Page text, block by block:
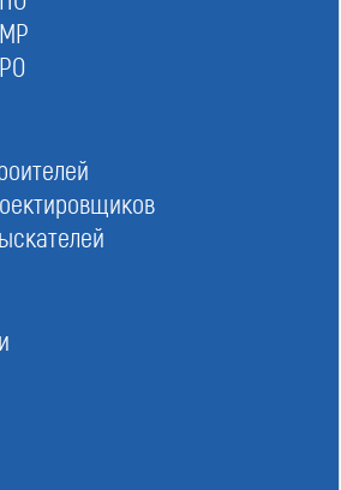
нужную область или
список СРО — это активные
организаций, содержащие
членов, дата и номер
расскажем о порядке
требованиях и лучших
в вашем городе,